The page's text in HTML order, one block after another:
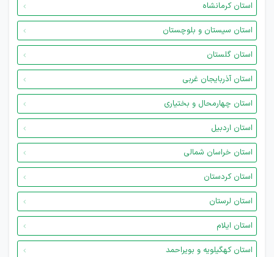
استان کرمانشاه
استان سیستان و بلوچستان
استان گلستان
استان آذربایجان غربی
استان چهارمحال و بختیاری
استان اردبیل
استان خراسان شمالی
استان کردستان
استان لرستان
استان ایلام
استان کهگیلویه و بویراحمد